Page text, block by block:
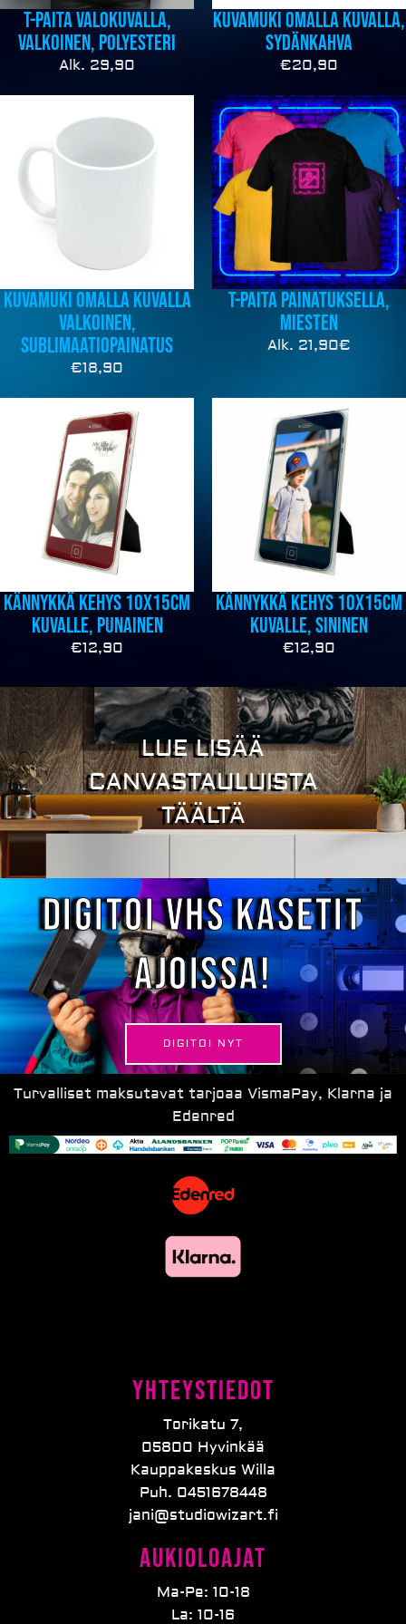
T-Paita valokuvalla,
valkoinen, polyesteri
Alk. 29,90
Kuvamuki omalla kuvalla,
sydänkahva
€20,90
Kuvamuki omalla kuvalla
valkoinen,
sublimaatiopainatus
€18,90
T-Paita painatuksella,
miesten
Alk. 21,90€
Kännykkä kehys 10x15cm
kuvalle, punainen
€12,90
Kännykkä kehys 10x15cm
kuvalle, sininen
€12,90
LUE LISÄÄ
CANVASTAULUISTA
TÄÄLTÄ
Digitoi VHS kasetit
ajoissa!
DIGITOI NYT
Turvalliset maksutavat tarjoaa VismaPay, Klarna ja
Edenred
Yhteystiedot
Torikatu 7,
05800 Hyvinkää
Kauppakeskus Willa
Puh. 0451678448
jani@studiowizart.fi
Aukioloajat
Ma-Pe: 10-18
La: 10-16